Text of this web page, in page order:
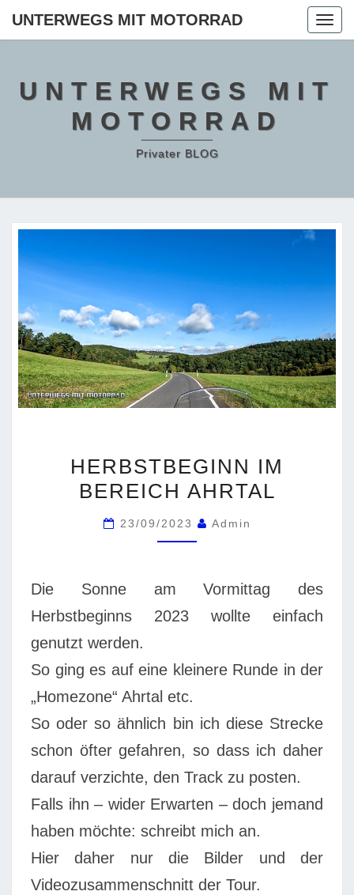
UNTERWEGS MIT MOTORRAD
UNTERWEGS MIT
MOTORRAD
Privater BLOG
IM
BEREICH
HERBSTBEGINN IM
BEREICH AHRTAL
23/09/2023 Admin
Die Sonne am Vormittag des
Herbstbeginns 2023 wollte einfach
genutzt werden.
So ging es auf eine kleinere Runde in der
„Homezone“ Ahrtal etc.
So oder so ähnlich bin ich diese Strecke
schon öfter gefahren, so dass ich daher
darauf verzichte, den Track zu posten.
Falls ihn – wider Erwarten – doch jemand
haben möchte: schreibt mich an.
Hier daher nur die Bilder und der
Videozusammenschnitt der Tour.